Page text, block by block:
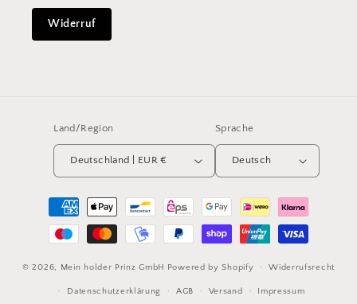
Widerruf
Land/Region
Deutschland | EUR €
Sprache
Deutsch
Zahlungsmethoden
© 2026, Mein holder Prinz GmbH Powered by Shopify Widerrufsrecht
Datenschutzerklärung AGB Versand Impressum